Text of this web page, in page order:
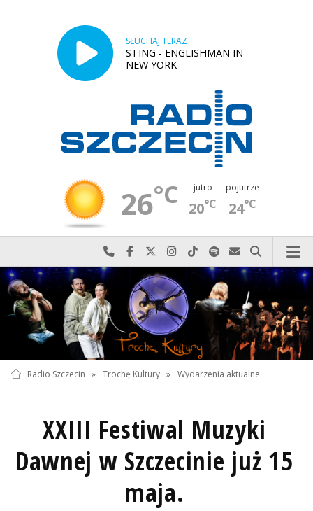
SŁUCHAJ TERAZ
STING - ENGLISHMAN IN
NEW YORK
26°C jutro
20°C
pojutrze
24°C
Najlepiej po prostu do nas zadzwoń
Odwiedź nas na Facebook-u
Odwiedź nas na X
Odwiedź nas na Instagram-ie
Odwiedź nas na TikTok-u
Szukaj nas na Spotify
Wyślij do nas
Szukaj
Radio Szczecin » Trochę Kultury » Wydarzenia aktualne
XXIII Festiwal Muzyki
Dawnej w Szczecinie już 15
maja.